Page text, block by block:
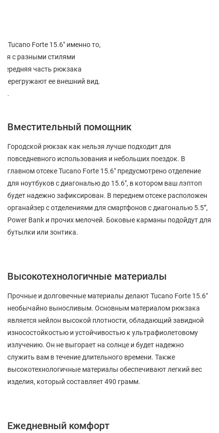
Tucano Forte 15.6" именно то,
с разными стилями
часть рюкзака
ее внешний вид.
Вместительный помощник
Городской рюкзак как нельзя лучше подходит для
повседневного использования и небольших поездок. В
главном отсеке Tucano Forte 15.6" предусмотрено отделение
для ноутбуков с диагональю до 15.6", в котором ваш лэптоп
будет надежно зафиксирован. В переднем отсеке расположен
органайзер с отделениями для смартфонов с диагональю 5.5”,
Power Bank и прочих мелочей. Боковые карманы подойдут для
бутылки или зонтика.
Высокотехнологичные материалы
Прочные и долговечные материалы делают Tucano Forte 15.6"
необычайно выносливым. Основным материалом рюкзака
является нейлон высокой плотности, обладающий завидной
износостойкостью и устойчивостью к ультрафиолетовому
излучению. Он не выгорает на солнце и будет надежно
служить вам в течение длительного времени. Также
высокотехнологичные материалы обеспечивают легкий вес
изделия, который составляет 490 грамм.
Ежедневный комфорт